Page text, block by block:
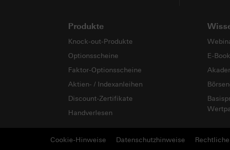
Produkte
Knock-out-Produkte
Optionsscheine
Faktor-Optionsscheine
Aktien- / Indexanleihen
Discount-Zertifikate
Handverlesen
E-
Cookie-Hinweise Datenschutzhinweise